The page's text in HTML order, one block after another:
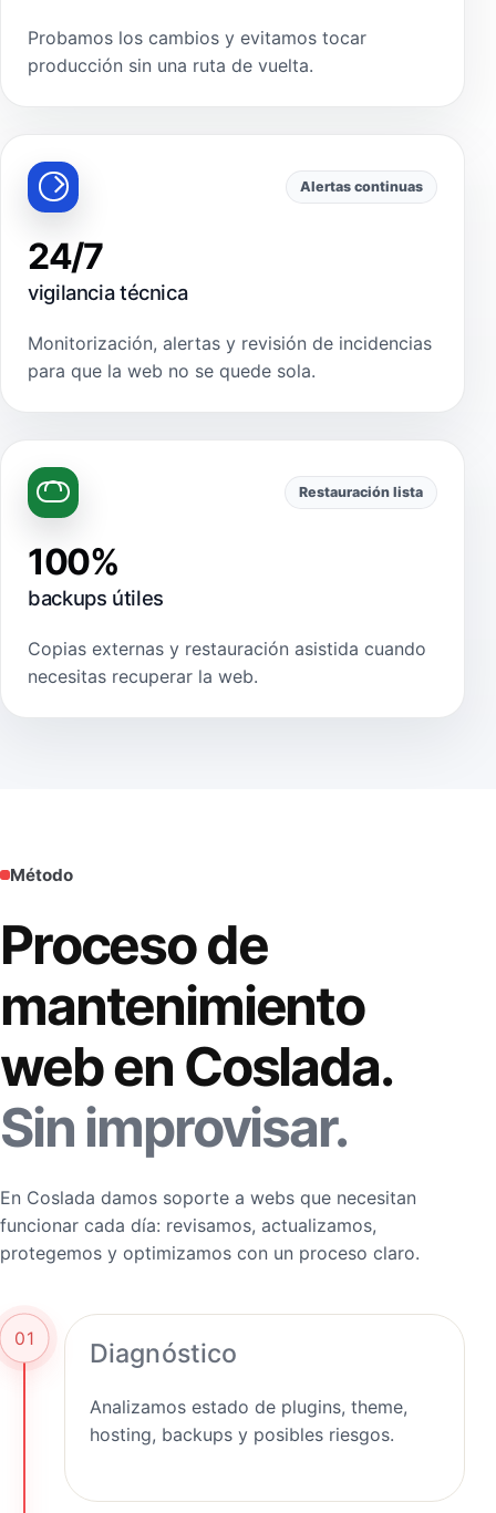
Probamos los cambios y evitamos tocar
producción sin una ruta de vuelta.
Alertas continuas
24/7
vigilancia técnica
Monitorización, alertas y revisión de incidencias
para que la web no se quede sola.
Restauración lista
100%
backups útiles
Copias externas y restauración asistida cuando
necesitas recuperar la web.
Método
Proceso de
mantenimiento
web en Coslada.
Sin improvisar.
En Coslada damos soporte a webs que necesitan
funcionar cada día: revisamos, actualizamos,
protegemos y optimizamos con un proceso claro.
01 Diagnóstico
Analizamos estado de plugins, theme,
hosting, backups y posibles riesgos.